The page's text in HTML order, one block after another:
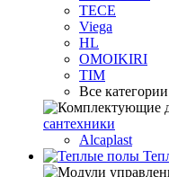
TECE
Viega
HL
OMOIKIRI
TIM
Все
сантехники
Alcaplast